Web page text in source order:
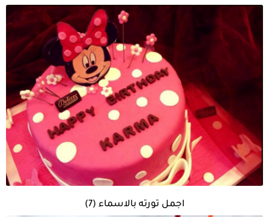
اجمل تورته بالاسماء (7)